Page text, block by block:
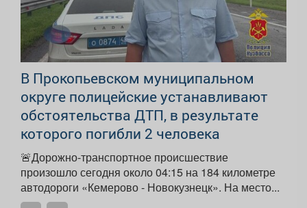
В Прокопьевском муниципальном
округе полицейские устанавливают
обстоятельства ДТП, в результате
которого погибли 2 человека
🚨Дорожно-транспортное происшествие
произошло сегодня около 04:15 на 184 километре
автодороги «Кемерово - Новокузнецк». На место...